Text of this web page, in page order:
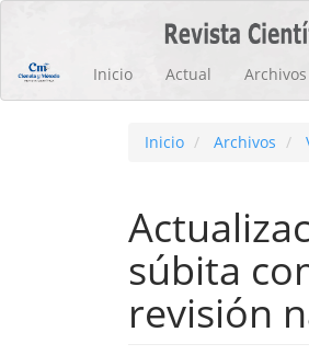
principal
Barra
Inicio Actual Archivos
Inicio Archivos
súbita
revisión